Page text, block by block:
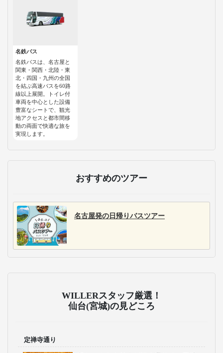
名鉄バス
名鉄バスは、名古屋と
関東・関西・北陸・東
北・四国・九州の全国
を結ぶ高速バスを60路
線以上展開。トイレ付
車両を中心とした設備
豊富なシートで、観光
地アクセスと都市間移
動の両面で快適な旅を
実現します。
おすすめのツアー
名古屋発の日帰りバスツアー
WILLERスタッフ厳選！
仙台(宮城)の見どころ
定禅寺通り